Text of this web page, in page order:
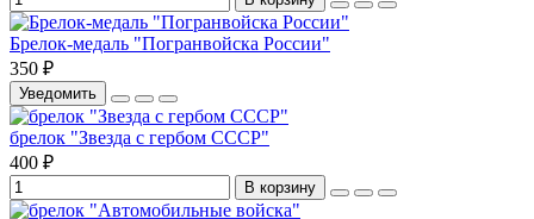
Брелок-медаль "Погранвойска России"
350 ₽
Уведомить
брелок "Звезда с гербом СССР"
400 ₽
В корзину